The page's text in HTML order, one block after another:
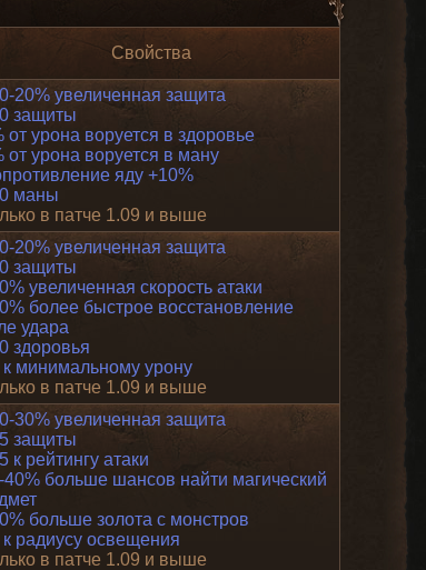
Свойства
20% увеличенная защита
защиты
от урона воруется в здоровье
от урона воруется в ману
яду +10%
маны
в патче 1.09 и выше
20% увеличенная защита
защиты
увеличенная скорость атаки
более быстрое восстановление
удара
здоровья
к минимальному урону
в патче 1.09 и выше
30% увеличенная защита
защиты
к рейтингу атаки
40% больше шансов найти магический
больше золота с монстров
к радиусу освещения
в патче 1.09 и выше